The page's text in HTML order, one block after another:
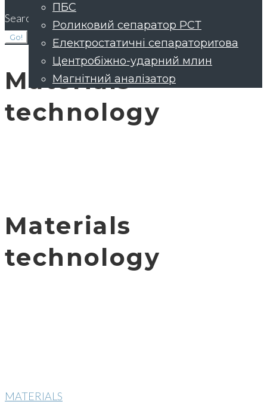
підприємств
Цирконовий концентрат
Гранатовий концентрат
Пегматитова та польовошпатова
сировина
Марганцеві руди і хвости
ПБС
Роликовий сепаратор РСТ
Електростатичні сепаратори
Центробіжно-ударний млин
Магнітний аналізатор
Search for:
Go!
Materials
technology
Materials
technology
MATERIALS